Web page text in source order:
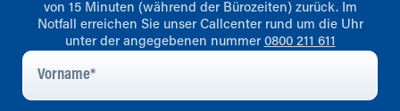
von 15 Minuten (während der Bürozeiten) zurück. Im
Notfall erreichen Sie unser Callcenter rund um die Uhr
unter der angegebenen nummer 0800 211 611
Vorname